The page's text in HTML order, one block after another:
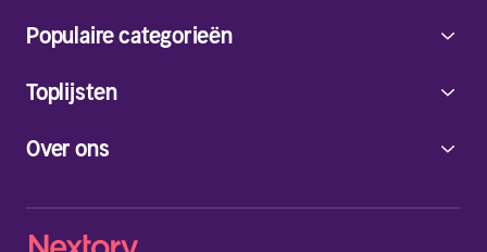
Over ons
Populaire categorieën
Toplijsten